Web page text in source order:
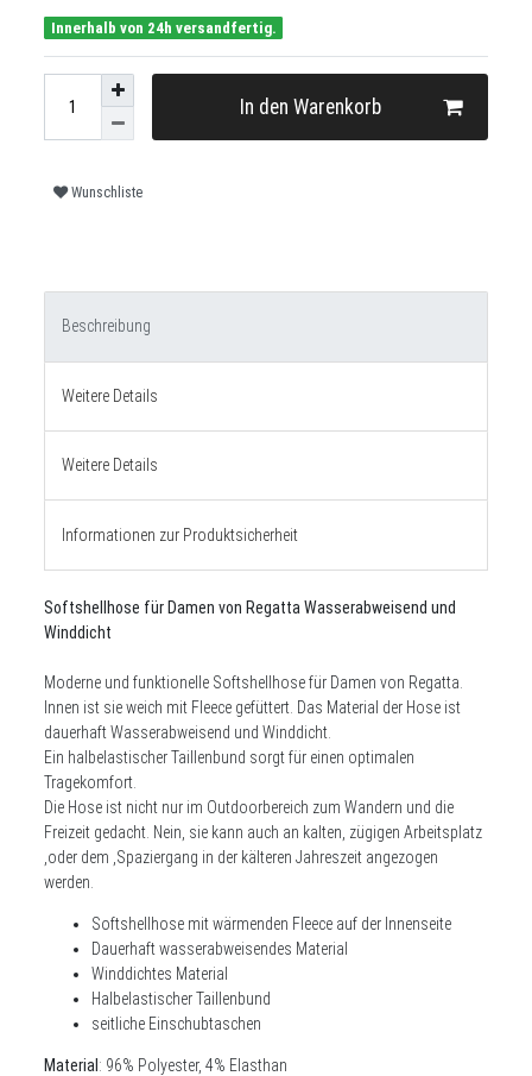
Innerhalb von 24h versandfertig.
In den Warenkorb
Wunschliste
Beschreibung
Weitere Details
Weitere Details
Informationen zur Produktsicherheit
Softshellhose für Damen von Regatta Wasserabweisend und
Winddicht
Moderne und funktionelle Softshellhose für Damen von Regatta.
Innen ist sie weich mit Fleece gefüttert. Das Material der Hose ist
dauerhaft Wasserabweisend und Winddicht.
Ein halbelastischer Taillenbund sorgt für einen optimalen
Tragekomfort.
Die Hose ist nicht nur im Outdoorbereich zum Wandern und die
Freizeit gedacht. Nein, sie kann auch an kalten, zügigen Arbeitsplatz
,oder dem ,Spaziergang in der kälteren Jahreszeit angezogen
werden.
Softshellhose mit wärmenden Fleece auf der Innenseite
Dauerhaft wasserabweisendes Material
Winddichtes Material
Halbelastischer Taillenbund
seitliche Einschubtaschen
Material : 96% Polyester, 4% Elasthan